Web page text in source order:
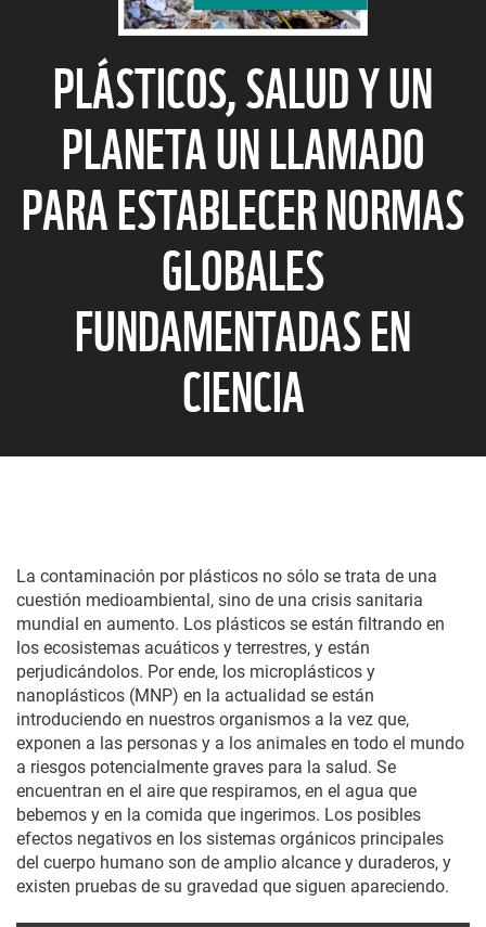
PLÁSTICOS, SALUD Y UN
PLANETA UN LLAMADO
PARA ESTABLECER NORMAS
GLOBALES
FUNDAMENTADAS EN
CIENCIA
La contaminación por plásticos no sólo se trata de una
cuestión medioambiental, sino de una crisis sanitaria
mundial en aumento. Los plásticos se están filtrando en
los ecosistemas acuáticos y terrestres, y están
perjudicándolos. Por ende, los microplásticos y
nanoplásticos (MNP) en la actualidad se están
introduciendo en nuestros organismos a la vez que,
exponen a las personas y a los animales en todo el mundo
a riesgos potencialmente graves para la salud. Se
encuentran en el aire que respiramos, en el agua que
bebemos y en la comida que ingerimos. Los posibles
efectos negativos en los sistemas orgánicos principales
del cuerpo humano son de amplio alcance y duraderos, y
existen pruebas de su gravedad que siguen apareciendo.